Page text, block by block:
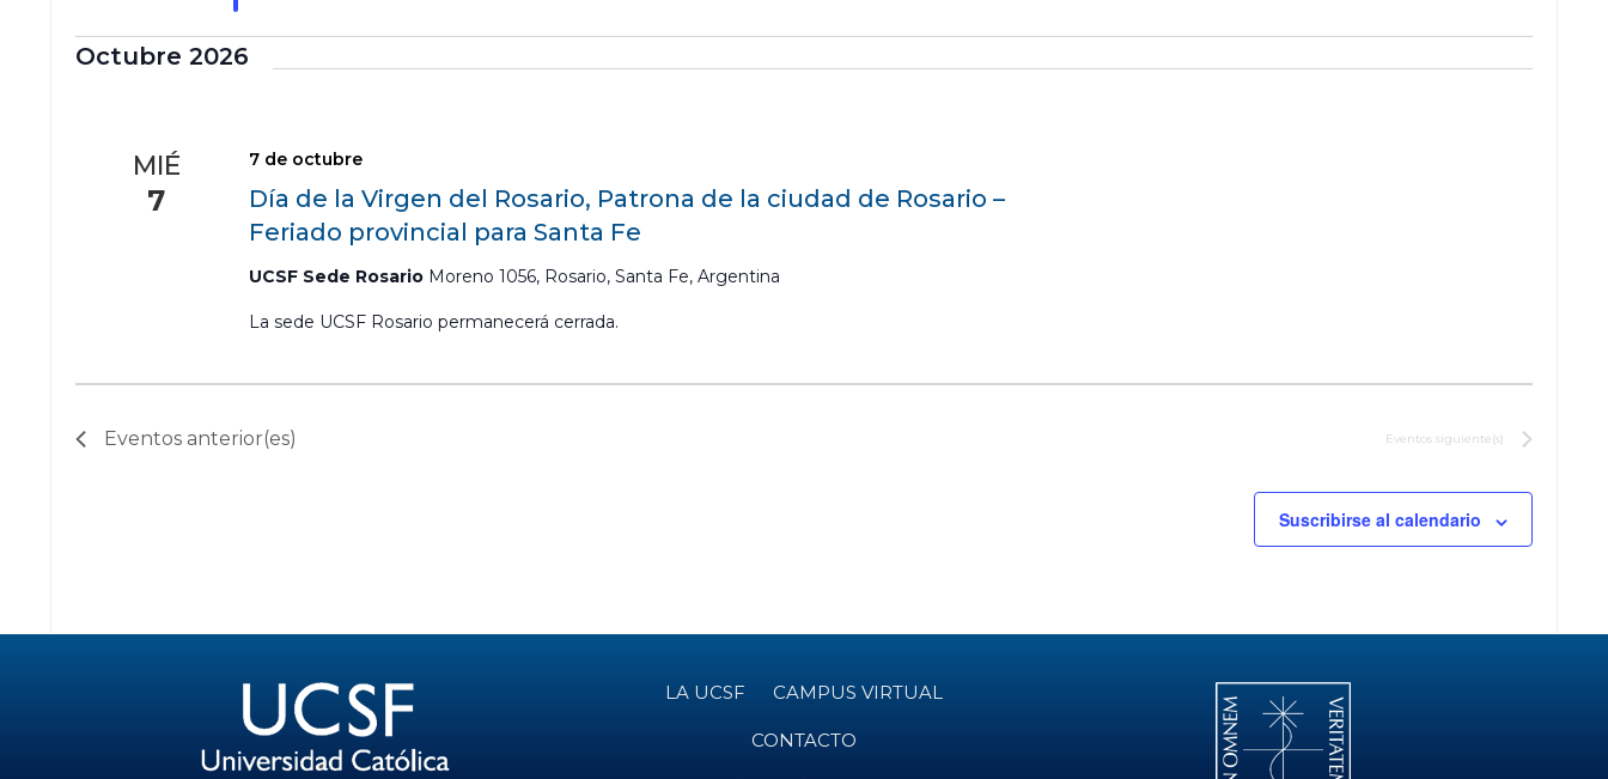
Octubre 2026
MIÉ
7
Día de la Virgen del Rosario, Patrona de la ciudad de Rosario –
Feriado provincial para Santa Fe
7 de octubre
UCSF Sede Rosario Moreno 1056, Rosario, Santa Fe, Argentina
La sede UCSF Rosario permanecerá cerrada.
Eventos anterior(es) Eventos siguiente(s)
Suscribirse al calendario
LA UCSF CAMPUS VIRTUAL
CONTACTO